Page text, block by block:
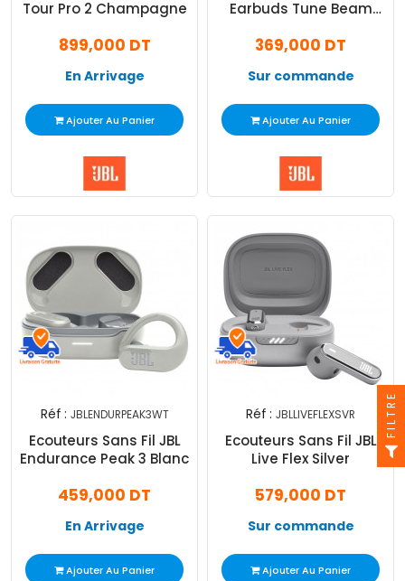
Tour Pro 2 Champagne
899,000 DT
En Arrivage
Ajouter Au Panier
Earbuds Tune Beam
369,000 DT
Sur commande
Ajouter Au Panier
Réf : JBLENDURPEAK3WT
Ecouteurs Sans Fil JBL
Endurance Peak 3 Blanc
459,000 DT
En Arrivage
Ajouter Au Panier
Réf : JBLLIVEFLEXSVR
Ecouteurs Sans Fil JBL
Live Flex Silver
579,000 DT
Sur commande
Ajouter Au Panier
FILTRE